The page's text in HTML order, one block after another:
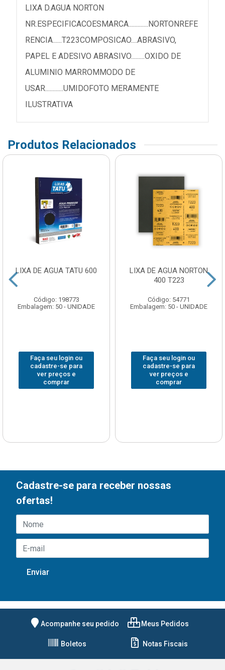
LIXA D.AGUA NORTON
NR.ESPECIFICACOESMARCA.............NORTONREFE
RENCIA......T223COMPOSICAO....ABRASIVO,
PAPEL E ADESIVO ABRASIVO.........OXIDO DE
ALUMINIO MARROMMODO DE
USAR............UMIDOFOTO MERAMENTE
ILUSTRATIVA
Produtos Relacionados
LIXA DE AGUA TATU 600
Código: 198773
Embalagem: 50 - UNIDADE
Faça seu login ou
cadastre-se para
ver preços e
comprar
LIXA DE AGUA NORTON
400 T223
Código: 54771
Embalagem: 50 - UNIDADE
Faça seu login ou
cadastre-se para
ver preços e
comprar
Cadastre-se para receber nossas
ofertas!
Acompanhe seu pedido Meus Pedidos
Boletos Notas Fiscais